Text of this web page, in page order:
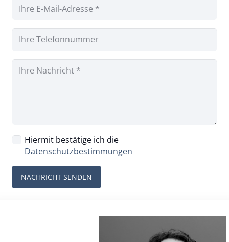
Hiermit bestätige ich die
Datenschutzbestimmungen
NACHRICHT SENDEN